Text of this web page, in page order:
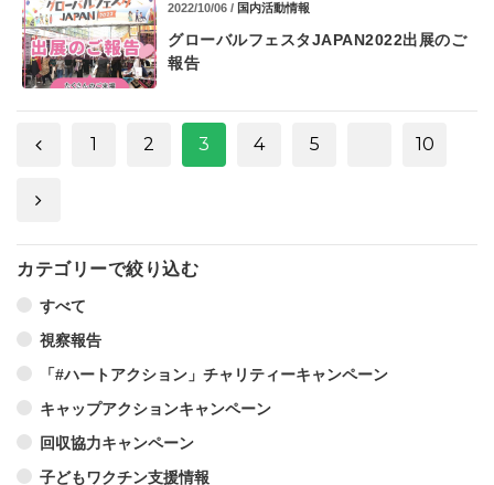
2022/10/06 / 国内活動情報
グローバルフェスタJAPAN2022出展のご
報告
1 2 3 4 5 10
カテゴリーで絞り込む
すべて
視察報告
「#ハートアクション」チャリティーキャンペーン
キャップアクションキャンペーン
回収協力キャンペーン
子どもワクチン支援情報